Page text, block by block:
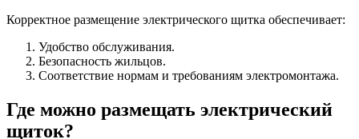
Корректное размещение электрического щитка обеспечивает:
Удобство обслуживания.
Безопасность жильцов.
Соответствие нормам и требованиям электромонтажа.
Где можно размещать электрический
щиток?